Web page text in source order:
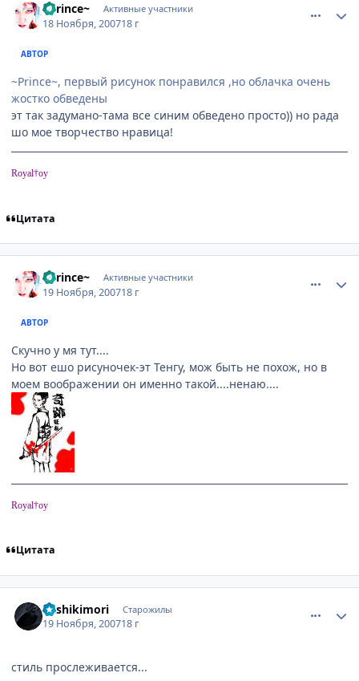
~Prince~ Активные участники
18 Ноября, 200718 г
АВТОР
~Prince~, первый рисунок понравился ,но облачка очень
жостко обведены
эт так задумано-тама все синим обведено просто)) но рада
шо мое творчество нравица!
Royal†oy
Цитата
~Prince~ Активные участники
19 Ноября, 200718 г
АВТОР
Скучно у мя тут....
Но вот ешо рисуночек-эт Тенгу, мож быть не похож, но в
моем воображении он именно такой....ненаю....
Royal†oy
Цитата
Kashikimori Старожилы
19 Ноября, 200718 г
стиль прослеживается...